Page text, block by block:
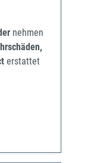
nehmen
erstattet